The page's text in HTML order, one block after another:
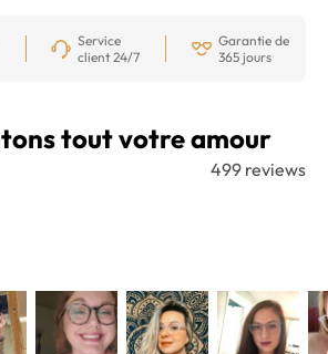
Service
client 24/7
Garantie de
365 jours
tout votre amour
499 reviews